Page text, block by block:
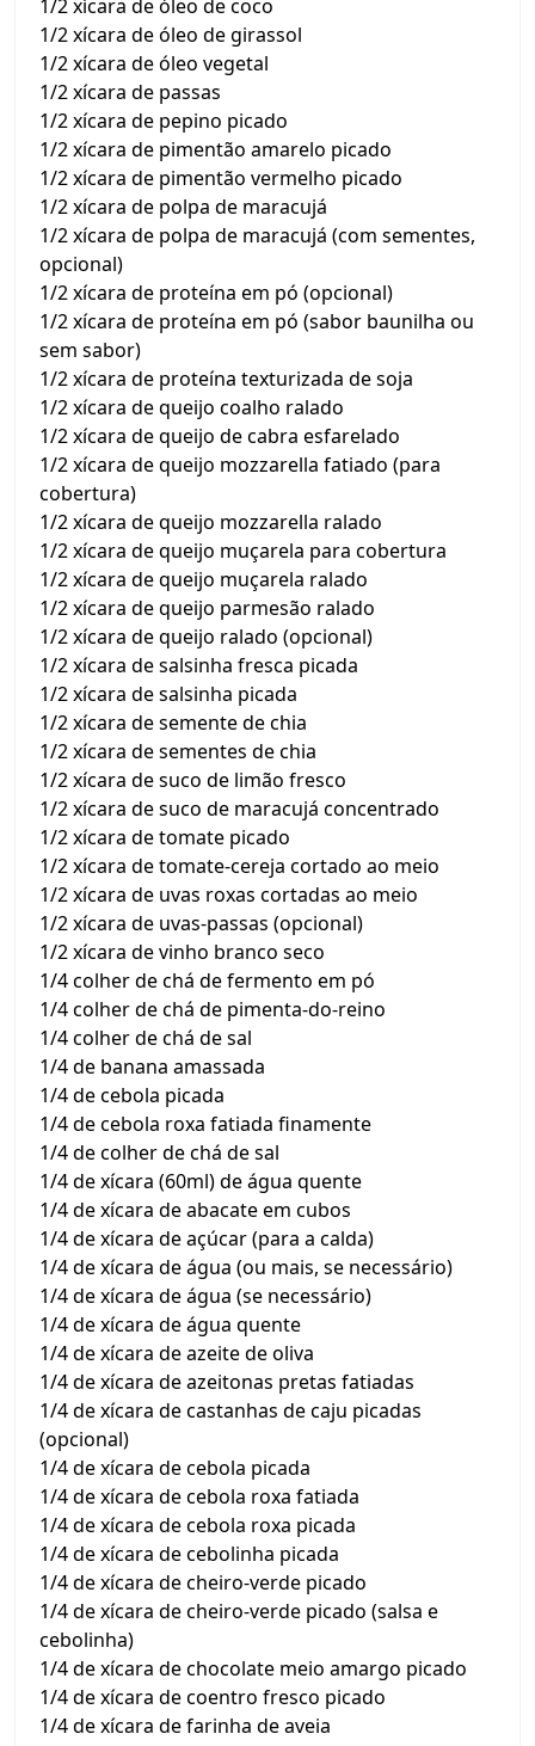
1/2 xícara de óleo de coco
1/2 xícara de óleo de girassol
1/2 xícara de óleo vegetal
1/2 xícara de passas
1/2 xícara de pepino picado
1/2 xícara de pimentão amarelo picado
1/2 xícara de pimentão vermelho picado
1/2 xícara de polpa de maracujá
1/2 xícara de polpa de maracujá (com sementes,
opcional)
1/2 xícara de proteína em pó (opcional)
1/2 xícara de proteína em pó (sabor baunilha ou
sem sabor)
1/2 xícara de proteína texturizada de soja
1/2 xícara de queijo coalho ralado
1/2 xícara de queijo de cabra esfarelado
1/2 xícara de queijo mozzarella fatiado (para
cobertura)
1/2 xícara de queijo mozzarella ralado
1/2 xícara de queijo muçarela para cobertura
1/2 xícara de queijo muçarela ralado
1/2 xícara de queijo parmesão ralado
1/2 xícara de queijo ralado (opcional)
1/2 xícara de salsinha fresca picada
1/2 xícara de salsinha picada
1/2 xícara de semente de chia
1/2 xícara de sementes de chia
1/2 xícara de suco de limão fresco
1/2 xícara de suco de maracujá concentrado
1/2 xícara de tomate picado
1/2 xícara de tomate-cereja cortado ao meio
1/2 xícara de uvas roxas cortadas ao meio
1/2 xícara de uvas-passas (opcional)
1/2 xícara de vinho branco seco
1/4 colher de chá de fermento em pó
1/4 colher de chá de pimenta-do-reino
1/4 colher de chá de sal
1/4 de banana amassada
1/4 de cebola picada
1/4 de cebola roxa fatiada finamente
1/4 de colher de chá de sal
1/4 de xícara (60ml) de água quente
1/4 de xícara de abacate em cubos
1/4 de xícara de açúcar (para a calda)
1/4 de xícara de água (ou mais, se necessário)
1/4 de xícara de água (se necessário)
1/4 de xícara de água quente
1/4 de xícara de azeite de oliva
1/4 de xícara de azeitonas pretas fatiadas
1/4 de xícara de castanhas de caju picadas
(opcional)
1/4 de xícara de cebola picada
1/4 de xícara de cebola roxa fatiada
1/4 de xícara de cebola roxa picada
1/4 de xícara de cebolinha picada
1/4 de xícara de cheiro-verde picado
1/4 de xícara de cheiro-verde picado (salsa e
cebolinha)
1/4 de xícara de chocolate meio amargo picado
1/4 de xícara de coentro fresco picado
1/4 de xícara de farinha de aveia